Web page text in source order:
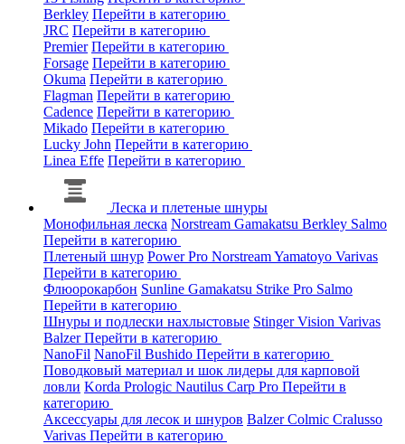
Berkley Перейти в категорию
JRC Перейти в категорию
Premier Перейти в категорию
Forsage Перейти в категорию
Okuma Перейти в категорию
Flagman Перейти в категорию
Cadence Перейти в категорию
Mikado Перейти в категорию
Lucky John Перейти в категорию
Linea Effe Перейти в категорию
Леска и плетеные шнуры
Монофильная леска Norstream Gamakatsu Berkley Salmo
Перейти в категорию
Плетеный шнур Power Pro NorstreamYamatoyo Varivas
Перейти в категорию
Флюорокарбон Sunline Gamakatsu Strike Pro Salmo
Перейти в категорию
Шнуры и подлески нахлыстовые StingerVision Varivas
BalzerПерейти в категорию
NanoFil NanoFil Bushido Перейти в категорию
Поводковый материал и шок лидеры для карповой
ловли Korda Prologic Nautilus Carp Pro Перейти в
категорию
Аксессуары для лесок и шнуров BalzerColmic Cralusso
Varivas Перейти в категорию